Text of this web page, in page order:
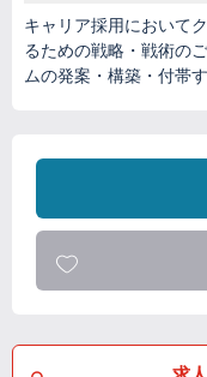
キャリア採用において
るための戦略・戦術の
ムの発案・構築・付帯